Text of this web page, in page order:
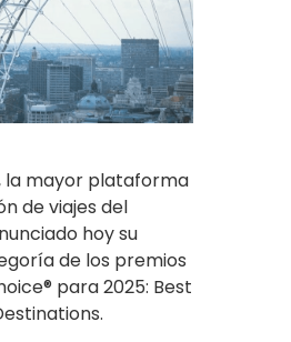
la mayor plataforma
de viajes del
hoy su
de los premios
para 2025: Best